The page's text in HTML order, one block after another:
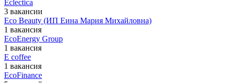
Eclectica
3 вакансии
Eco Beauty (ИП Еина Мария Михайловна)
1 вакансия
EcoEnergy Group
1 вакансия
E coffee
1 вакансия
EcoFinance